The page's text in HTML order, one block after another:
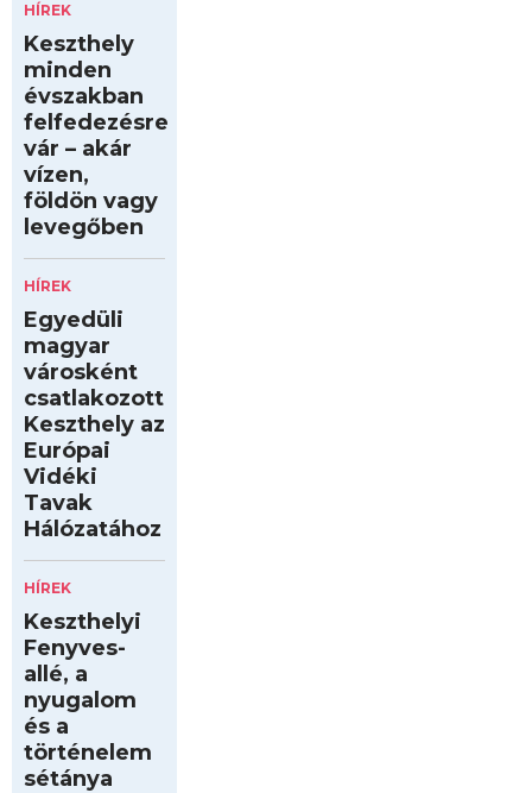
HÍREK
Keszthely
minden
évszakban
felfedezésre
vár – akár
vízen,
földön vagy
levegőben
HÍREK
Egyedüli
magyar
városként
csatlakozott
Keszthely az
Európai
Vidéki
Tavak
Hálózatához
HÍREK
Keszthelyi
Fenyves-
allé, a
nyugalom
és a
történelem
sétánya